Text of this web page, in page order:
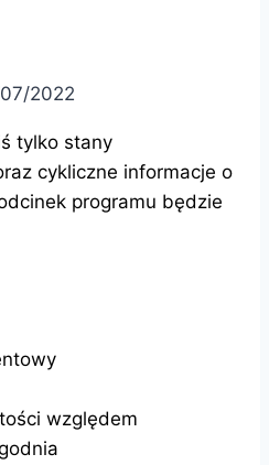
2022
tylko stany
cykliczne informacje o
programu będzie
względem